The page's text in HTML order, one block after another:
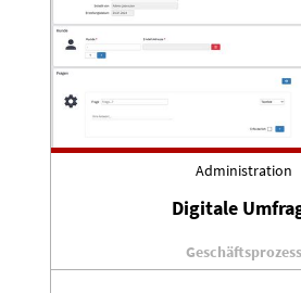
Administration
Digitale
Geschäftsprozess